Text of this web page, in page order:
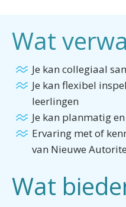
Wat
Je kan collegiaal
Je kan flexibel
leerlingen
Je kan planmatig
Ervaring met of
van Nieuwe
Wat